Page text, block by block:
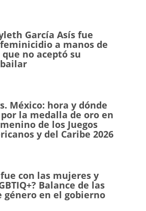
García Asís fue
a manos de
no aceptó su
México: hora y dónde
la medalla de oro en
de los Juegos
y del Caribe 2026
con las mujeres y
Balance de las
género en el gobierno